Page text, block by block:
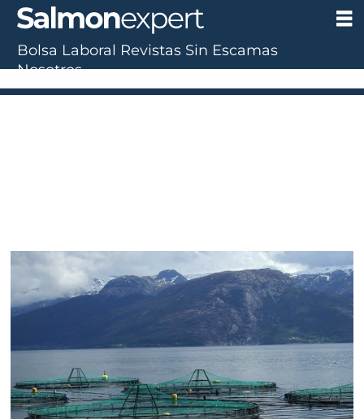
Bolsa Laboral Revistas Sin Escamas
Nosotros